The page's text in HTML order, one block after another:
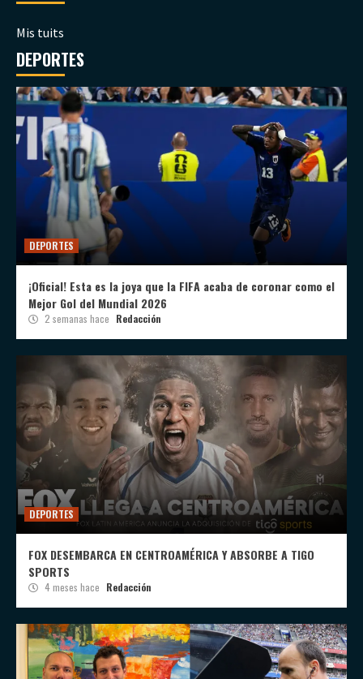
Mis tuits
DEPORTES
DEPORTES
¡Oficial! Esta es la joya que la FIFA acaba de coronar como el
Mejor Gol del Mundial 2026
2 semanas hace Redacción
DEPORTES
FOX DESEMBARCA EN CENTROAMÉRICA Y ABSORBE A TIGO
SPORTS
4 meses hace Redacción